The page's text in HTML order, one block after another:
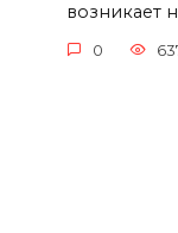
возникает
0